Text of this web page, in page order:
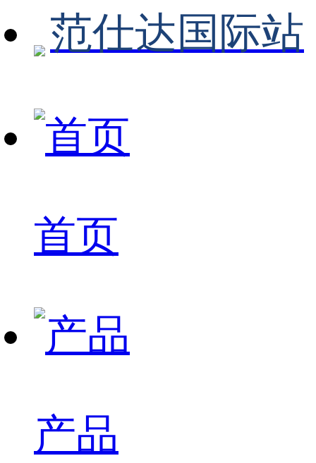
范仕达国际站
首页
产品